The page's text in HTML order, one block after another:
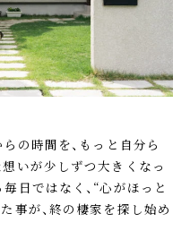
らの時間を、もっと自分ら
いが少しずつ大きくなっ
日ではなく、“心がほっと
事が、終の棲家を探し始め